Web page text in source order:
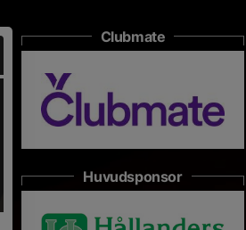
Clubmate
Huvudsponsor